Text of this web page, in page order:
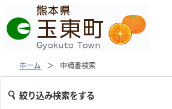
ホーム 申請書検索
絞り込み検索をする